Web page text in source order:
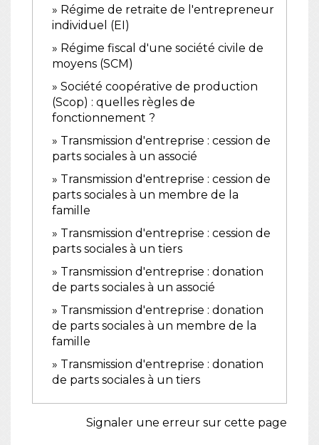
Régime de retraite de l'entrepreneur
individuel (EI)
Régime fiscal d'une société civile de
moyens (SCM)
Société coopérative de production
(Scop) : quelles règles de
fonctionnement ?
Transmission d'entreprise : cession de
parts sociales à un associé
Transmission d'entreprise : cession de
parts sociales à un membre de la
famille
Transmission d'entreprise : cession de
parts sociales à un tiers
Transmission d'entreprise : donation
de parts sociales à un associé
Transmission d'entreprise : donation
de parts sociales à un membre de la
famille
Transmission d'entreprise : donation
de parts sociales à un tiers
Signaler une erreur sur cette page